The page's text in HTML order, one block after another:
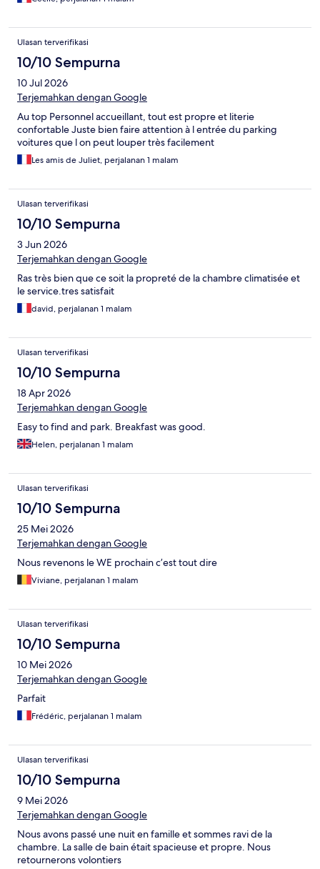
Ulasan terverifikasi
10/10 Sempurna
10 Jul 2026
Terjemahkan dengan Google
Au top Personnel accueillant, tout est propre et literie
confortable Juste bien faire attention à l entrée du parking
voitures que l on peut louper très facilement
Les amis de Juliet, perjalanan 1 malam
Ulasan terverifikasi
10/10 Sempurna
3 Jun 2026
Terjemahkan dengan Google
Ras très bien que ce soit la propreté de la chambre climatisée et
le service.tres satisfait
david, perjalanan 1 malam
Ulasan terverifikasi
10/10 Sempurna
18 Apr 2026
Terjemahkan dengan Google
Easy to find and park. Breakfast was good.
Helen, perjalanan 1 malam
Ulasan terverifikasi
10/10 Sempurna
25 Mei 2026
Terjemahkan dengan Google
Nous revenons le WE prochain c’est tout dire
Viviane, perjalanan 1 malam
Ulasan terverifikasi
10/10 Sempurna
10 Mei 2026
Terjemahkan dengan Google
Parfait
Frédéric, perjalanan 1 malam
Ulasan terverifikasi
10/10 Sempurna
9 Mei 2026
Terjemahkan dengan Google
Nous avons passé une nuit en famille et sommes ravi de la
chambre. La salle de bain était spacieuse et propre. Nous
retournerons volontiers